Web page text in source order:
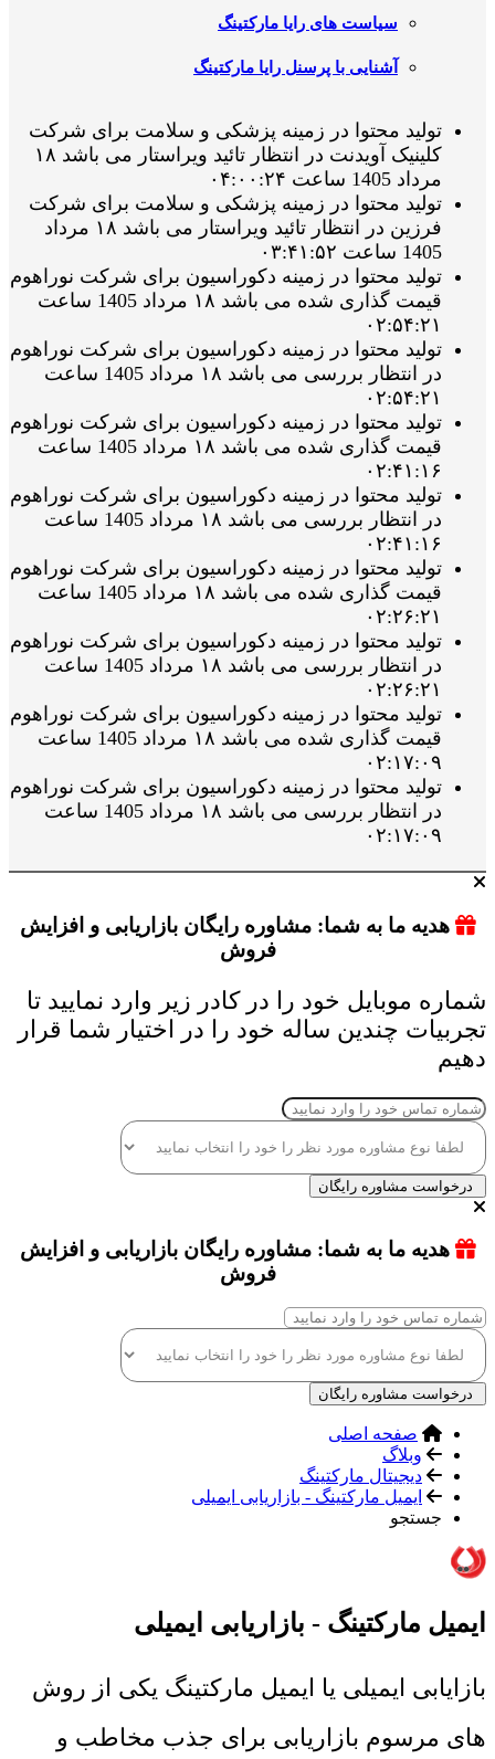
سیاست های رایا مارکتینگ
آشنایی با پرسنل رایا مارکتینگ
تولید محتوا در زمینه پزشکی و سلامت برای شرکت
کلینیک آویدنت در انتظار تائید ویراستار می باشد ۱۸
مرداد 1405 ساعت ۰۴:۰۰:۲۴
تولید محتوا در زمینه پزشکی و سلامت برای شرکت
فرزین در انتظار تائید ویراستار می باشد ۱۸ مرداد
1405 ساعت ۰۳:۴۱:۵۲
تولید محتوا در زمینه دکوراسیون برای شرکت نوراهوم
قیمت گذاری شده می باشد ۱۸ مرداد 1405 ساعت
۰۲:۵۴:۲۱
تولید محتوا در زمینه دکوراسیون برای شرکت نوراهوم
در انتظار بررسی می باشد ۱۸ مرداد 1405 ساعت
۰۲:۵۴:۲۱
تولید محتوا در زمینه دکوراسیون برای شرکت نوراهوم
قیمت گذاری شده می باشد ۱۸ مرداد 1405 ساعت
۰۲:۴۱:۱۶
تولید محتوا در زمینه دکوراسیون برای شرکت نوراهوم
در انتظار بررسی می باشد ۱۸ مرداد 1405 ساعت
۰۲:۴۱:۱۶
تولید محتوا در زمینه دکوراسیون برای شرکت نوراهوم
قیمت گذاری شده می باشد ۱۸ مرداد 1405 ساعت
۰۲:۲۶:۲۱
تولید محتوا در زمینه دکوراسیون برای شرکت نوراهوم
در انتظار بررسی می باشد ۱۸ مرداد 1405 ساعت
۰۲:۲۶:۲۱
تولید محتوا در زمینه دکوراسیون برای شرکت نوراهوم
قیمت گذاری شده می باشد ۱۸ مرداد 1405 ساعت
۰۲:۱۷:۰۹
تولید محتوا در زمینه دکوراسیون برای شرکت نوراهوم
در انتظار بررسی می باشد ۱۸ مرداد 1405 ساعت
۰۲:۱۷:۰۹
هدیه ما به شما: مشاوره رایگان بازاریابی و افزایش
فروش
شماره موبایل خود را در کادر زیر وارد نمایید تا
تجربیات چندین ساله خود را در اختیار شما قرار
دهیم
درخواست مشاوره رایگان
هدیه ما به شما: مشاوره رایگان بازاریابی و افزایش
فروش
درخواست مشاوره رایگان
صفحه اصلی
وبلاگ
دیجیتال مارکتینگ
ایمیل مارکتینگ - بازاریابی ایمیلی
جستجو
ایمیل مارکتینگ - بازاریابی ایمیلی
بازایابی ایمیلی یا ایمیل مارکتینگ یکی از روش
های مرسوم بازاریابی برای جذب مخاطب و